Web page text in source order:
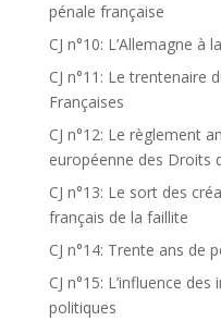
pénale française
CJ n°10: L’Allemagne
CJ n°11: Le trentenaire
Françaises
CJ n°12: Le règlement
européenne des Droits
CJ n°13: Le sort des
français de la faillite
CJ n°14: Trente ans de
CJ n°15: L’influence
politiques